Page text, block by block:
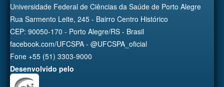
Universidade Federal de Ciências da Saúde de Porto Alegre
Rua Sarmento Leite, 245 - Bairro Centro Histórico
CEP: 90050-170 - Porto Alegre/RS - Brasil
facebook.com/UFCSPA - @UFCSPA_oficial
Fone +55 (51) 3303-9000
Desenvolvido pelo